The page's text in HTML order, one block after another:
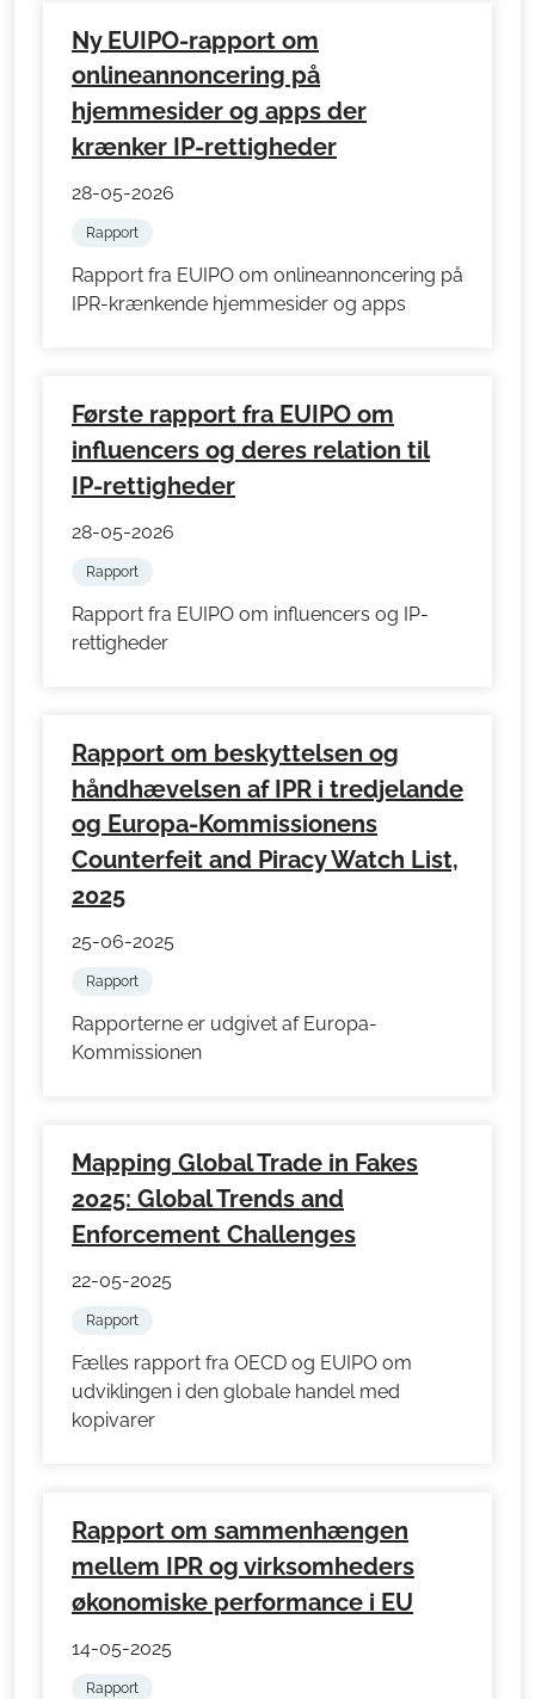
Ny EUIPO-rapport om
onlineannoncering på
hjemmesider og apps der
krænker IP-rettigheder
28-05-2026
Rapport
Rapport fra EUIPO om onlineannoncering på
IPR-krænkende hjemmesider og apps
Første rapport fra EUIPO om
influencers og deres relation til
IP-rettigheder
28-05-2026
Rapport
Rapport fra EUIPO om influencers og IP-
rettigheder
Rapport om beskyttelsen og
håndhævelsen af IPR i tredjelande
og Europa-Kommissionens
Counterfeit and Piracy Watch List,
2025
25-06-2025
Rapport
Rapporterne er udgivet af Europa-
Kommissionen
Mapping Global Trade in Fakes
2025: Global Trends and
Enforcement Challenges
22-05-2025
Rapport
Fælles rapport fra OECD og EUIPO om
udviklingen i den globale handel med
kopivarer
Rapport om sammenhængen
mellem IPR og virksomheders
økonomiske performance i EU
14-05-2025
Rapport